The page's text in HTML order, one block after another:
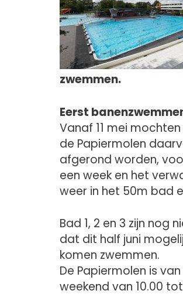
zwemmen.
Eerst
Vanaf 11 mei
de Papiermolen
afgerond worden,
een week en het
weer in het 50m bad
Bad 1, 2 en 3 zijn
dat dit half juni
komen zwemmen.
De Papiermolen is
weekend van 10.00 tot